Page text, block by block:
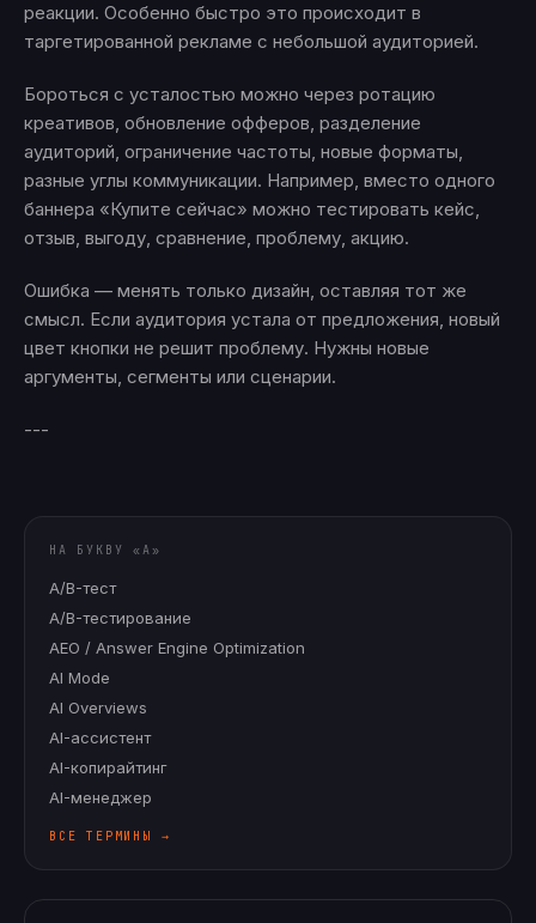
реакции. Особенно быстро это происходит в
таргетированной рекламе с небольшой аудиторией.
Бороться с усталостью можно через ротацию
креативов, обновление офферов, разделение
аудиторий, ограничение частоты, новые форматы,
разные углы коммуникации. Например, вместо одного
баннера «Купите сейчас» можно тестировать кейс,
отзыв, выгоду, сравнение, проблему, акцию.
Ошибка — менять только дизайн, оставляя тот же
смысл. Если аудитория устала от предложения, новый
цвет кнопки не решит проблему. Нужны новые
аргументы, сегменты или сценарии.
---
НА БУКВУ «A»
A/B-тест
A/B-тестирование
AEO / Answer Engine Optimization
AI Mode
AI Overviews
AI-ассистент
AI-копирайтинг
AI-менеджер
ВСЕ ТЕРМИНЫ →